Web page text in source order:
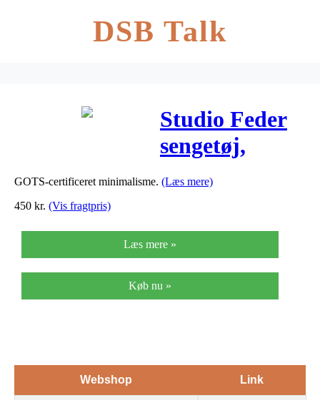
DSB Talk
Studio Feder
sengetøj,
Junior –
GOTS-certificeret minimalisme. (Læs mere)
450 kr. (Vis fragtpris)
Læs mere »
Køb nu »
Webshop Link